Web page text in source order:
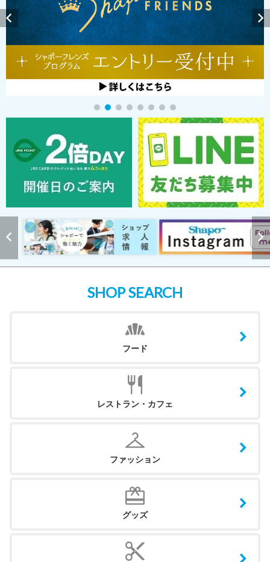
SHOP SEARCH
フード
レストラン・カフェ
ファッション
グッズ